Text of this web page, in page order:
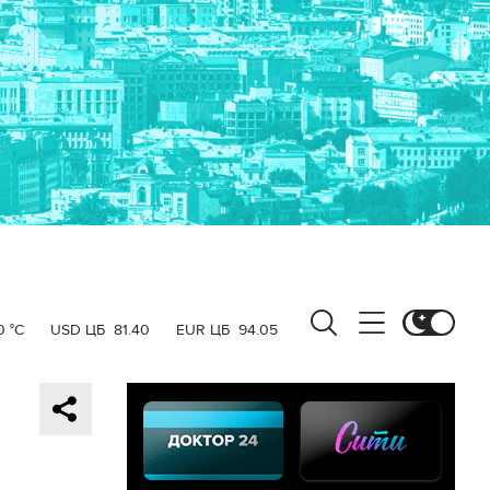
°C USD ЦБ 81.40 EUR ЦБ 94.05